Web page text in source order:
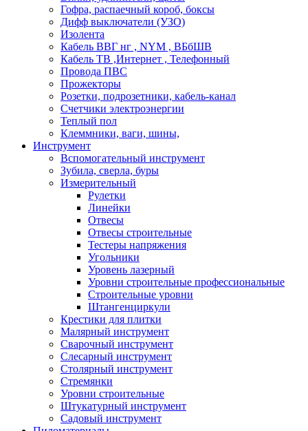
Гофра, распаечный короб, боксы
Дифф выключатели (УЗО)
Изолента
Кабель ВВГ нг , NYM , ВБбШВ
Кабель ТВ ,Интернет , Телефонный
Провода ПВС
Прожекторы
Розетки, подрозетники, кабель-канал
Счетчики электроэнергии
Теплый пол
Клеммники, ваги, шины,
Инструмент
Вспомогательный инструмент
Зубила, сверла, буры
Измерительный
Рулетки
Линейки
Отвесы
Отвесы строительные
Тестеры напряжения
Угольники
Уровень лазерный
Уровни строительные профессиональные
Строительные уровни
Штангенциркули
Крестики для плитки
Малярный инструмент
Сварочный инструмент
Слесарный инструмент
Столярный инструмент
Стремянки
Уровни строительные
Штукатурный инструмент
Садовый инструмент